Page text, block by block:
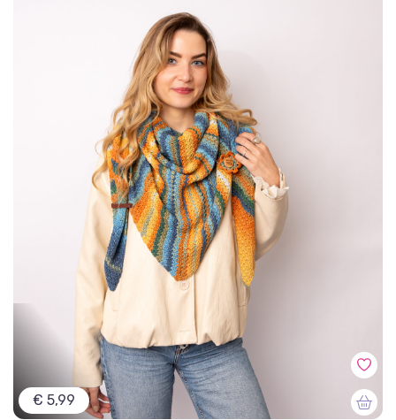
€ 5,99